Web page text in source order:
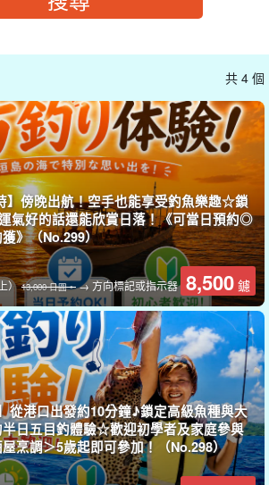
，是由 sabiki 捕魚捕獲的！
類，具有獨特的亮藍色。它們成群活動，因
魚！
的釣魚方法，您只需將誘餌掛在鉤子上，然
即使是初學者和兒童也能輕鬆享受☆。
共 4 個
】傍晚出航！空手也能享受釣魚樂趣☆鎖
氣好的話還能欣賞日落！《可當日預約◎
》（No.299）
）13,000 日圓。→ 方向標記或指示器 8,500 鑢
從港口出發約10分鐘♪鎖定高級魚種與大
日五目釣體驗☆歡迎初學者及家庭參與
烹調＞5歲起即可參加！（No.298）